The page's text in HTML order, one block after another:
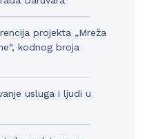
projekta „Mreža
kodnog broja
usluga i ljudi u